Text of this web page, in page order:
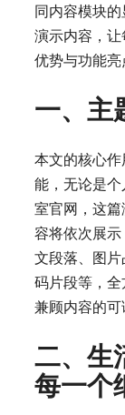
同内容模块
演示内容，
优势与功能亮
一、主
本文的核心
能，无论是
室官网，这
容将依次展
文段落、图
码片段等，
兼顾内容的可
二、生
每一个